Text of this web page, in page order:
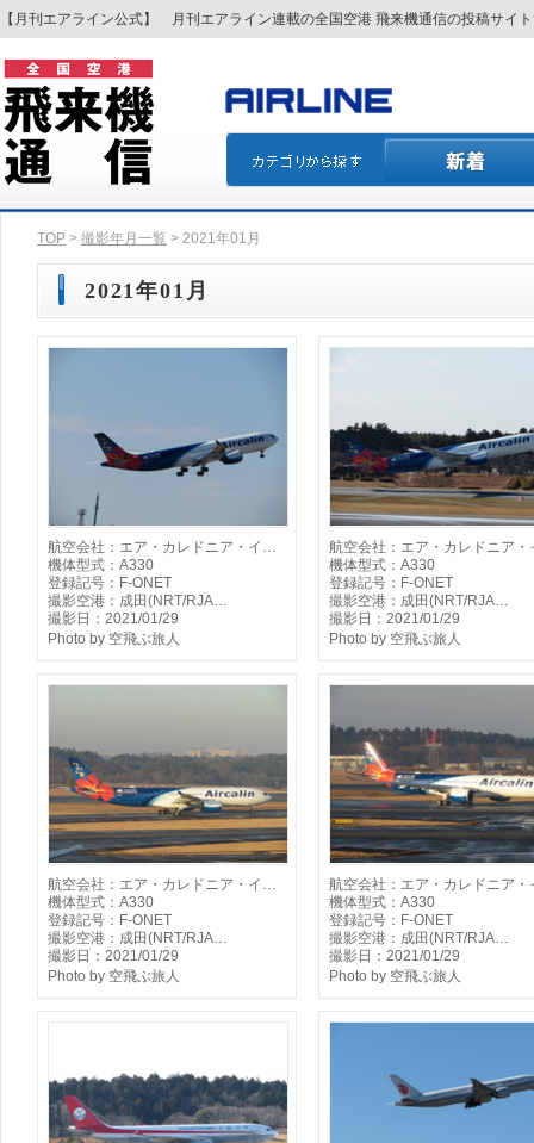
【月刊エアライン公式】 月刊エアライン連載の全国空港 飛来機通信の投稿サイ
TOP > 撮影年月一覧 > 2021年01月
2021年01月
航空会社：エア・カレドニア・イ…
機体型式：A330
登録記号：F-ONET
撮影空港：成田(NRT/RJA…
撮影日：2021/01/29
Photo by 空飛ぶ旅人
航空会社：エア・カレドニア
機体型式：A330
登録記号：F-ONET
撮影空港：成田(NRT/RJA…
撮影日：2021/01/29
Photo by 空飛ぶ旅人
航空会社：エア・カレドニア・イ…
機体型式：A330
登録記号：F-ONET
撮影空港：成田(NRT/RJA…
撮影日：2021/01/29
Photo by 空飛ぶ旅人
航空会社：エア・カレドニア
機体型式：A330
登録記号：F-ONET
撮影空港：成田(NRT/RJA…
撮影日：2021/01/29
Photo by 空飛ぶ旅人